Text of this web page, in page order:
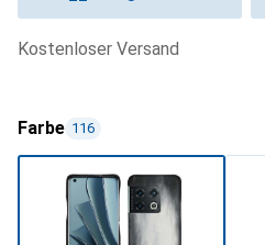
kostenloser Versand
Farbe 116